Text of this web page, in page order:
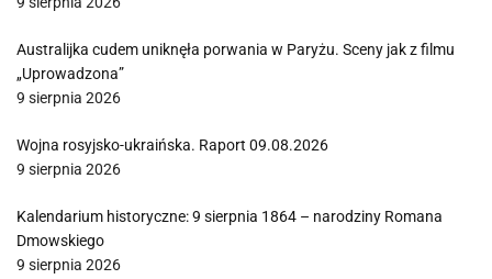
Australijka cudem uniknęła porwania w Paryżu. Sceny jak z filmu
„Uprowadzona”
9 sierpnia 2026
Wojna rosyjsko-ukraińska. Raport 09.08.2026
9 sierpnia 2026
Kalendarium historyczne: 9 sierpnia 1864 – narodziny Romana
Dmowskiego
9 sierpnia 2026